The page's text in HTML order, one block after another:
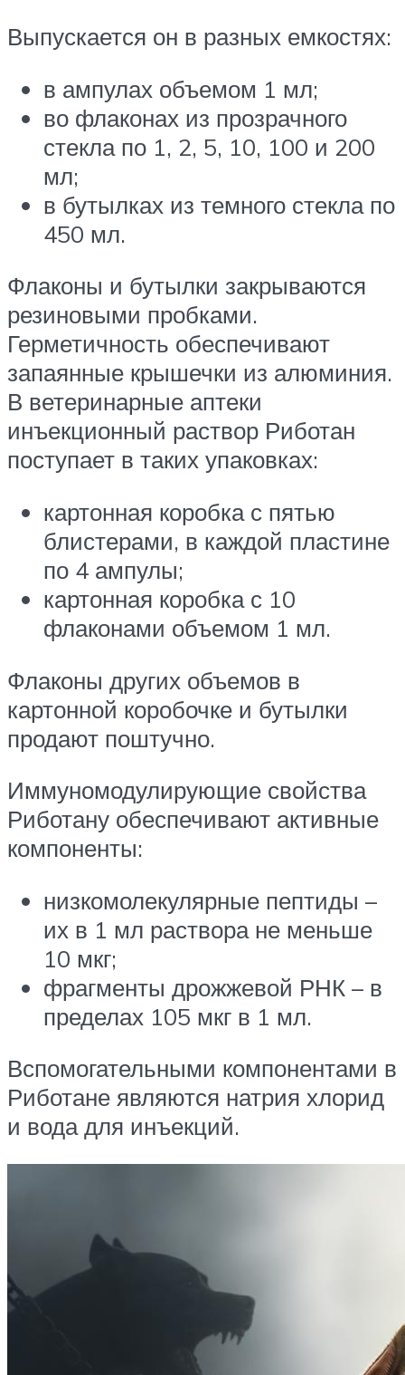
Выпускается он в разных емкостях:
в ампулах объемом 1 мл;
во флаконах из прозрачного
стекла по 1, 2, 5, 10, 100 и 200
мл;
в бутылках из темного стекла по
450 мл.
Флаконы и бутылки закрываются
резиновыми пробками.
Герметичность обеспечивают
запаянные крышечки из алюминия.
В ветеринарные аптеки
инъекционный раствор Риботан
поступает в таких упаковках:
картонная коробка с пятью
блистерами, в каждой пластине
по 4 ампулы;
картонная коробка с 10
флаконами объемом 1 мл.
Флаконы других объемов в
картонной коробочке и бутылки
продают поштучно.
Иммуномодулирующие свойства
Риботану обеспечивают активные
компоненты:
низкомолекулярные пептиды –
их в 1 мл раствора не меньше
10 мкг;
фрагменты дрожжевой РНК – в
пределах 105 мкг в 1 мл.
Вспомогательными компонентами в
Риботане являются натрия хлорид
и вода для инъекций.